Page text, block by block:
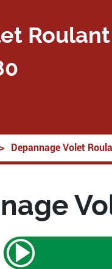
> Depannage Volet